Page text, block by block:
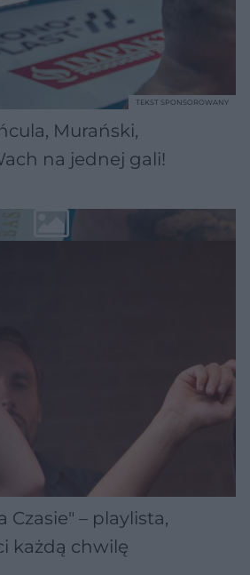
Murański,
na jednej gali!
TEKST SPONSOROWANY
Czasie" – playlista,
każdą chwilę